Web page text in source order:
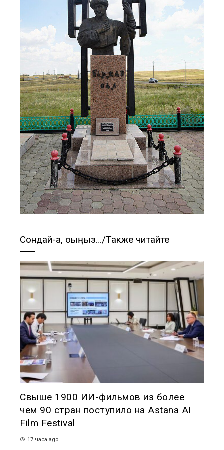
Сондай-ақ, оқыңыз…/Также читайте
Свыше 1900 ИИ-фильмов из более
чем 90 стран поступило на Astana AI
Film Festival
17 часа ago